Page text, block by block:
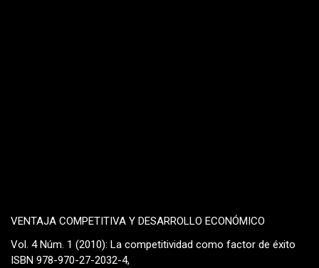
VENTAJA COMPETITIVA Y DESARROLLO ECONÓMICO
Vol. 4 Núm. 1 (2010): La competitividad como factor de éxito
ISBN 978-970-27-2032-4,